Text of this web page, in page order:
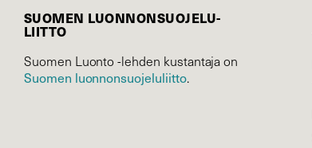
SUOMEN LUONNON­SUOJELU­
LIITTO
Suomen Luonto -lehden kustantaja on
Suomen luonnonsuojelu­liitto.